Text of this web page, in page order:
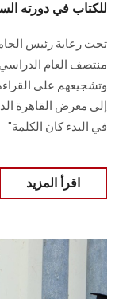
للكتاب في دورته
تحت رعاية رئيس
منتصف العام
‏وتشجيعهم على
في البدء كان الكلمة" ‏
اقرأ المزيد